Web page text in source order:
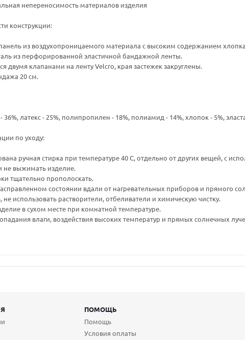
непереносимость материалов изделия
конструкции:
из воздухопроницаемого материала с высоким содержанием
из перфорированной эластичной бандажной ленты.
двумя клапанами на ленту Velcro, края застежек закруглены.
20 см.
латекс - 25%, полипропилен - 18%, полиамид - 14%, хлопок - 5%,
по уходу:
ручная стирка при температуре 40 С, отдельно от других вещей, с
не выжимать изделие.
тщательно прополоскать.
состоянии вдали от нагревательных приборов и прямого
не использовать растворители, отбеливатели и химическую чистку.
в сухом месте при комнатной температуре.
влаги, воздействия высоких температур и прямых солнечных
ПОМОЩЬ
Помощь
Условия оплаты